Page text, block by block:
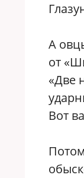
А
от
«Две
Вот